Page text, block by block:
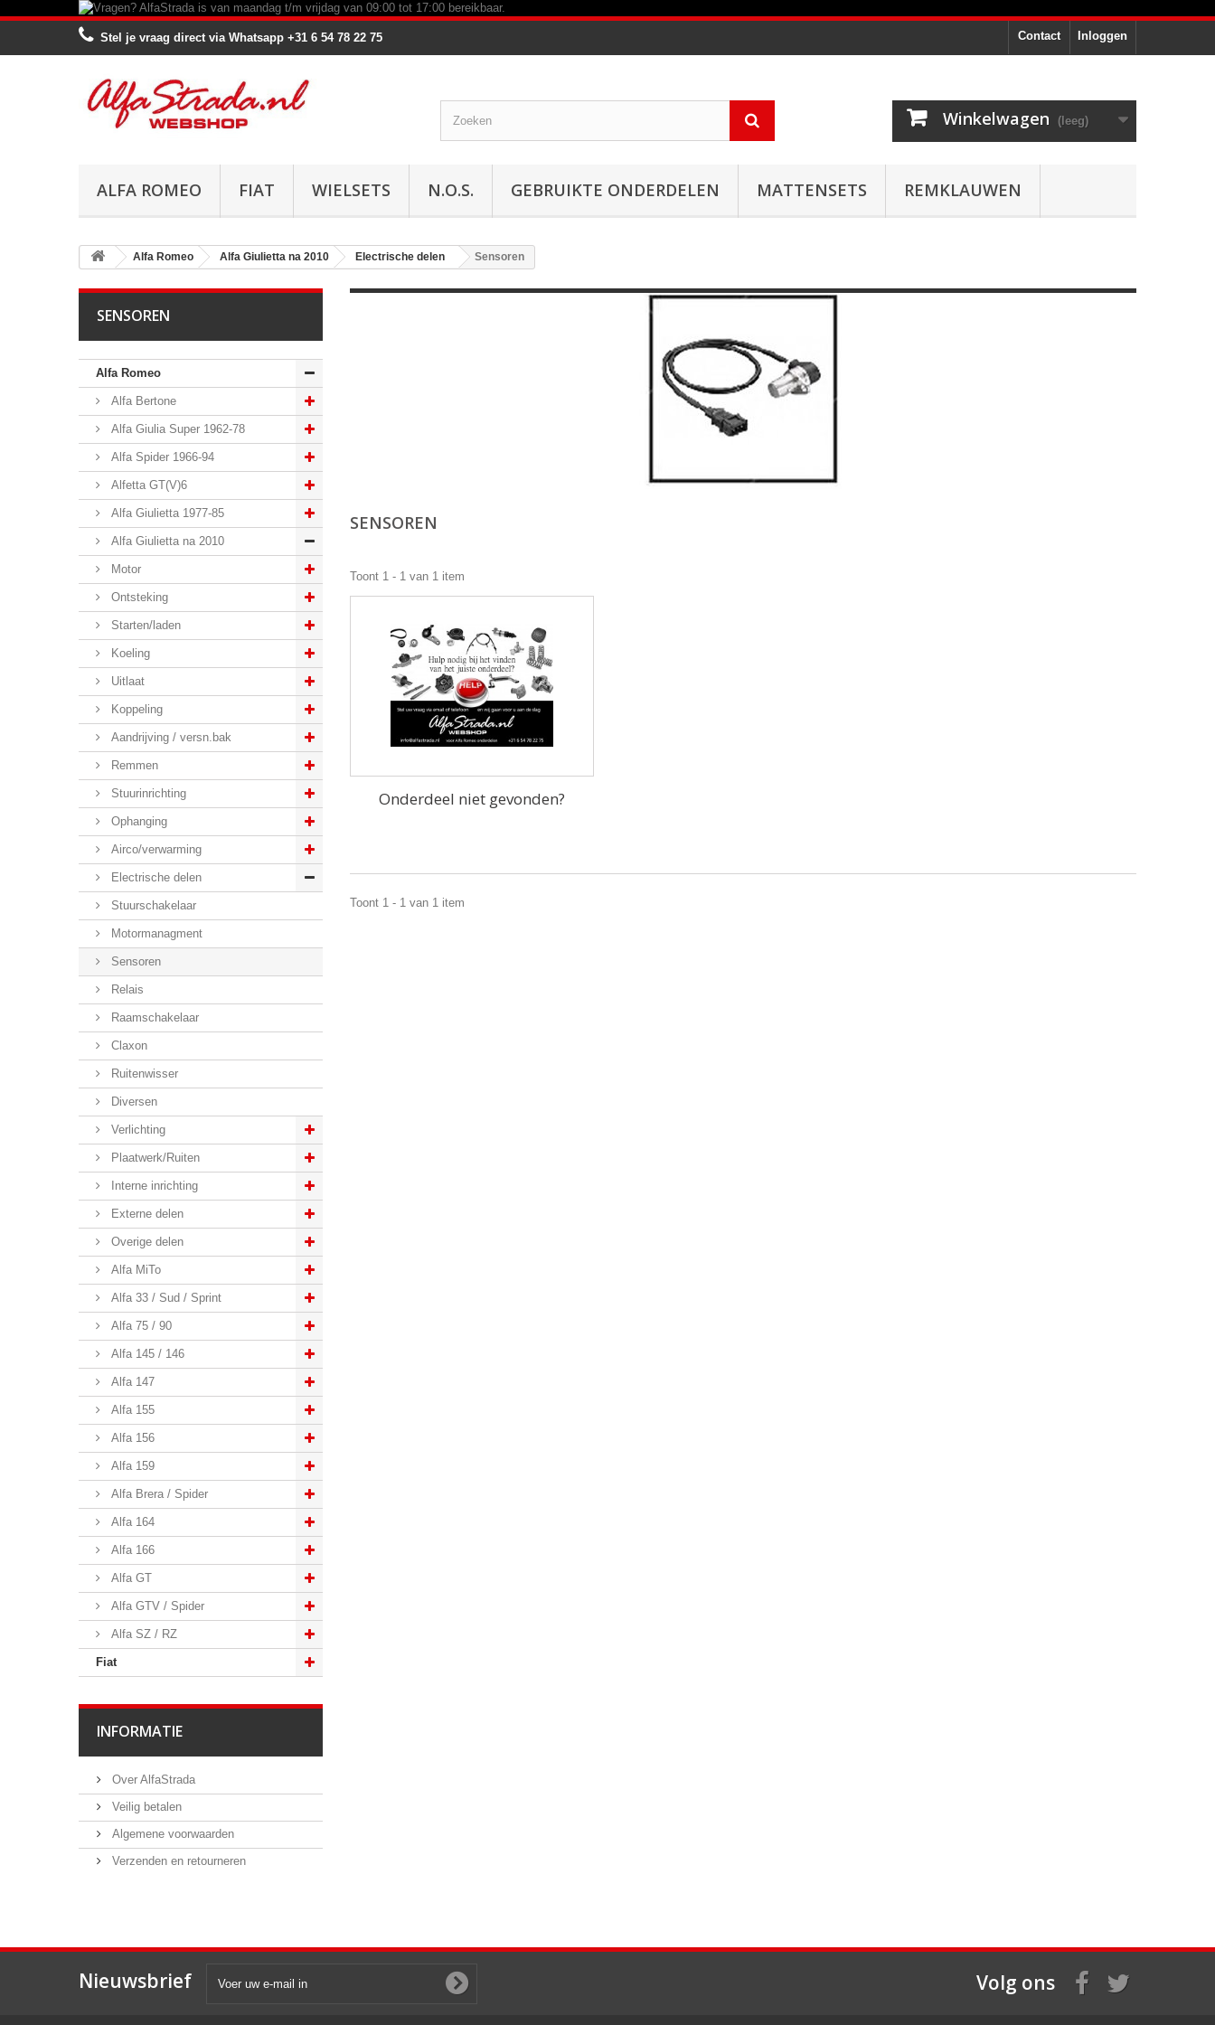
Inloggen
Contact
Stel je vraag direct via Whatsapp +31 6 54 78 22 75
Winkelwagen (leeg)
ALFA ROMEO FIAT WIELSETS N.O.S. GEBRUIKTE ONDERDELEN MATTENSETS REMKLAUWEN
Alfa Romeo Alfa Giulietta na 2010 Electrische delen Sensoren
SENSOREN
Alfa Romeo
Alfa Bertone
Alfa Giulia Super 1962-78
Alfa Spider 1966-94
Alfetta GT(V)6
Alfa Giulietta 1977-85
Alfa Giulietta na 2010
Motor
Ontsteking
Starten/laden
Koeling
Uitlaat
Koppeling
Aandrijving / versn.bak
Remmen
Stuurinrichting
Ophanging
Airco/verwarming
Electrische delen
Stuurschakelaar
Motormanagment
Sensoren
Relais
Raamschakelaar
Claxon
Ruitenwisser
Diversen
Verlichting
Plaatwerk/Ruiten
Interne inrichting
Externe delen
Overige delen
Alfa MiTo
Alfa 33 / Sud / Sprint
Alfa 75 / 90
Alfa 145 / 146
Alfa 147
Alfa 155
Alfa 156
Alfa 159
Alfa Brera / Spider
Alfa 164
Alfa 166
Alfa GT
Alfa GTV / Spider
Alfa SZ / RZ
Fiat
INFORMATIE
Over AlfaStrada
Veilig betalen
Algemene voorwaarden
Verzenden en retourneren
SENSOREN
Toont 1 - 1 van 1 item
Onderdeel niet gevonden?
Toont 1 - 1 van 1 item
Nieuwsbrief Volg ons